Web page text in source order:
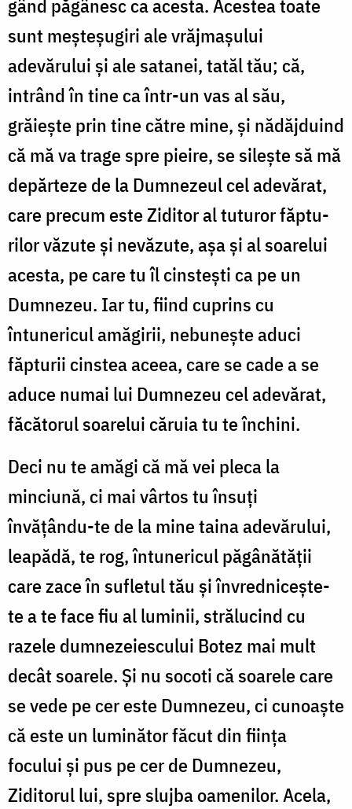
gând păgânesc ca acesta. Acestea toate
sunt meșteșugiri ale vrăjmașului
adevărului și ale satanei, tatăl tău; că,
intrând în tine ca într-un vas al său,
grăiește prin tine către mine, și nădăjduind
că mă va trage spre pieire, se silește să mă
depărteze de la Dumnezeul cel adevărat,
care precum este Ziditor al tuturor făptu­
rilor văzute și nevăzute, așa și al soarelui
acesta, pe care tu îl cinstești ca pe un
Dumnezeu. Iar tu, fiind cuprins cu
întunericul amăgirii, nebunește aduci
făpturii cinstea aceea, care se cade a se
aduce numai lui Dumnezeu cel adevărat,
făcătorul soarelui căruia tu te închini.
Deci nu te amăgi că mă vei pleca la
minciună, ci mai vârtos tu însuți
învățându-te de la mine taina adevărului,
leapădă, te rog, întunericul păgânătății
care zace în sufletul tău și învrednicește-
te a te face fiu al luminii, strălucind cu
razele dumnezeiescului Botez mai mult
decât soarele. Și nu socoti că soarele care
se vede pe cer este Dumnezeu, ci cunoaște
că este un luminător făcut din ființa
focului și pus pe cer de Dumnezeu,
Ziditorul lui, spre slujba oamenilor. Acela,